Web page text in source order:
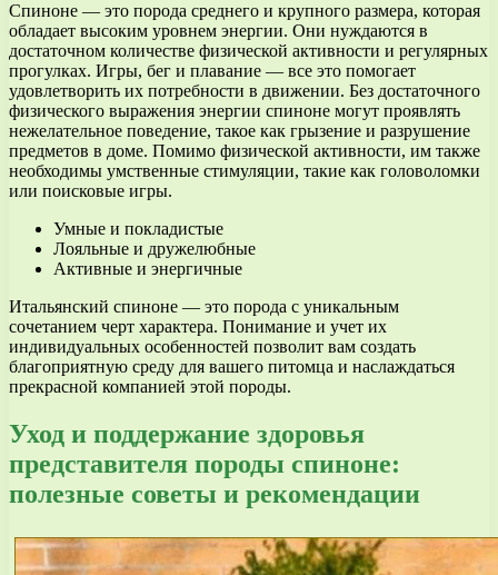
Спиноне — это порода среднего и крупного размера, которая
обладает высоким уровнем энергии. Они нуждаются в
достаточном количестве физической активности и регулярных
прогулках. Игры, бег и плавание — все это помогает
удовлетворить их потребности в движении. Без достаточного
физического выражения энергии спиноне могут проявлять
нежелательное поведение, такое как грызение и разрушение
предметов в доме. Помимо физической активности, им также
необходимы умственные стимуляции, такие как головоломки
или поисковые игры.
Умные и покладистые
Лояльные и дружелюбные
Активные и энергичные
Итальянский спиноне — это порода с уникальным
сочетанием черт характера. Понимание и учет их
индивидуальных особенностей позволит вам создать
благоприятную среду для вашего питомца и наслаждаться
прекрасной компанией этой породы.
Уход и поддержание здоровья
представителя породы спиноне:
полезные советы и рекомендации